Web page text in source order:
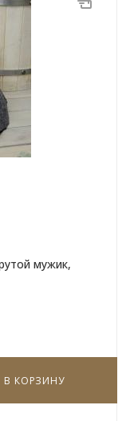
мужик,
В КОРЗИНУ